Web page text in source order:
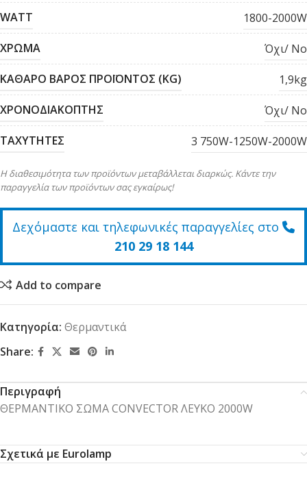
WATT 1800-2000W
ΧΡΩΜΑ Όχι/ No
ΚΑΘΑΡΟ ΒΑΡΟΣ ΠΡΟΪΟΝΤΟΣ (KG) 1,9kg
ΧΡΟΝΟΔΙΑΚΟΠΤΗΣ Όχι/ No
ΤΑΧΥΤΗΤΕΣ 3 750W-1250W-2000W
Η διαθεσιμότητα των προϊόντων μεταβάλλεται διαρκώς. Κάντε την
παραγγελία των προϊόντων σας εγκαίρως!
Δεχόμαστε και τηλεφωνικές παραγγελίες στο
210 29 18 144
Add to compare
Κατηγορία: Θερμαντικά
Share:
Περιγραφή
ΘΕΡΜΑΝΤΙΚΟ ΣΩΜΑ CONVECTOR ΛΕΥΚΟ 2000W
Σχετικά με Eurolamp